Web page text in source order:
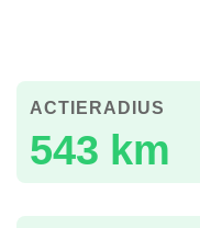
543 km
ACTIERADIUS